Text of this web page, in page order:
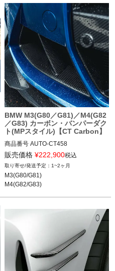
BMW M3(G80) 21-
BMW M4(G82,G83) 21-
BMW M3(G80／G81)／M4(G82
／G83) カーボン・バンパーダク
ト(MPスタイル)【CT Carbon】
商品番号 AUTO-CT458
CT458
M4(G82/G83) 21-
販売価格 ¥222,900税込
1~2ヶ月
M3(G80/G81)
M4(G82/G83)